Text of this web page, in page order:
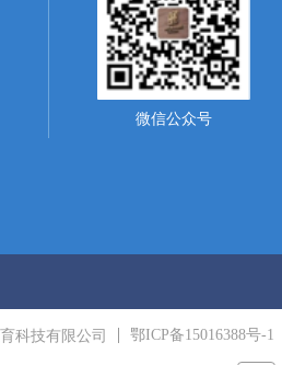
微信公众号
科技有限公司 鄂ICP备15016388号-1